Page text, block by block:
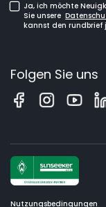
Ja, ich möchte
Sie unsere
kannst den rundbrief
Folgen Sie uns
Nutzungsbedingungen